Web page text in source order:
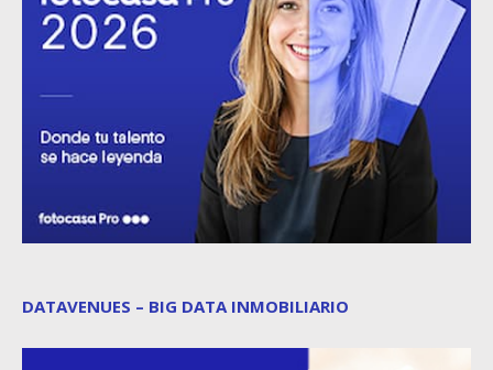
DATAVENUES – BIG DATA INMOBILIARIO